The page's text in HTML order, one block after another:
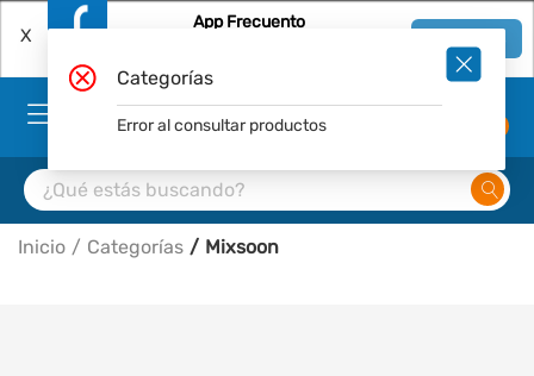
X
App Frecuento
Inicio Categorías Mixsoon
Categorías
Error al consultar productos